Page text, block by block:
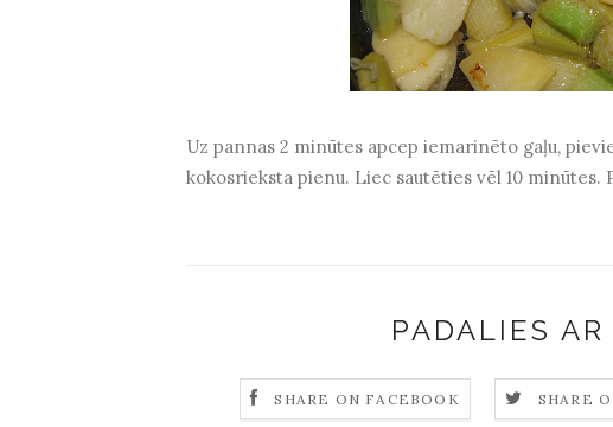
Uz pannas 2 minūtes apcep iemarinēto gaļu,
kokosrieksta pienu. Liec sautēties vēl 10
PADALIES
SHARE ON FACEBOOK SHARE